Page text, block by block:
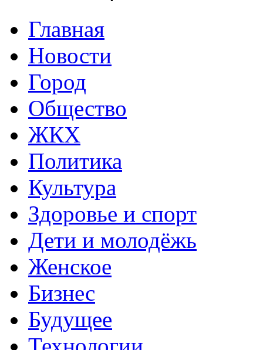
Главная
Новости
Город
Общество
ЖКХ
Политика
Культура
Здоровье и спорт
Дети и молодёжь
Женское
Бизнес
Будущее